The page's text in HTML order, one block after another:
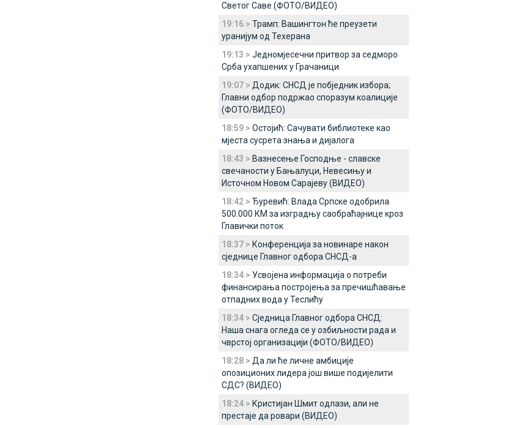
Светог Саве (ФОТО/ВИДЕО)
19:16 > Трамп: Вашингтон ће преузети
уранијум од Техерана
19:13 > Једномјесечни притвор за седморо
Срба ухапшених у Грачаници
19:07 > Додик: СНСД је побједник избора;
Главни одбор подржао споразум коалиције
(ФОТО/ВИДЕО)
18:59 > Остојић: Сачувати библиотеке као
мјеста сусрета знања и дијалога
18:43 > Вазнесење Господње - славске
свечаности у Бањалуци, Невесињу и
Источном Новом Сарајеву (ВИДЕО)
18:42 > Ђуревић: Влада Српске одобрила
500.000 КМ за изградњу саобраћајнице кроз
Главички поток
18:37 > Конференција за новинаре након
сједнице Главног одбора СНСД-а
18:34 > Усвојена информација о потреби
финансирања постројења за пречишћавање
отпадних вода у Теслићу
18:34 > Сједница Главног одбора СНСД:
Наша снага огледа се у озбиљности рада и
чврстој организацији (ФОТО/ВИДЕО)
18:28 > Да ли ће личне амбиције
опозиционих лидера још више подијелити
СДС? (ВИДЕО)
18:24 > Кристијан Шмит одлази, али не
престаје да ровари (ВИДЕО)